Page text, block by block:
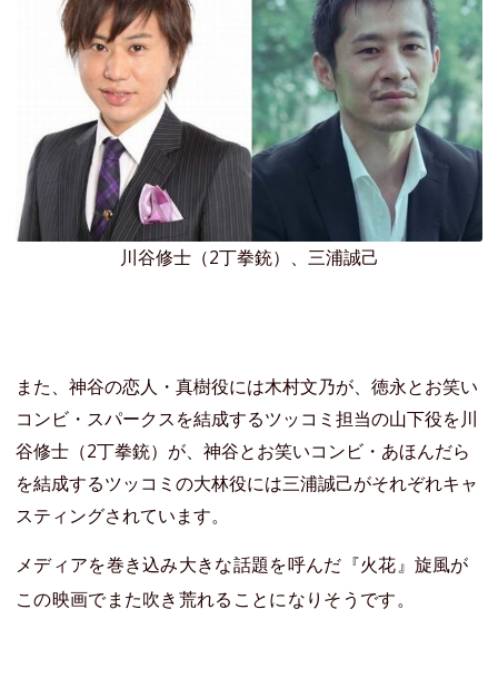
川谷修士（2丁拳銃）、三浦誠己
また、神谷の恋人・真樹役には木村文乃が、徳永とお笑い
コンビ・スパークスを結成するツッコミ担当の山下役を川
谷修士（2丁拳銃）が、神谷とお笑いコンビ・あほんだら
を結成するツッコミの大林役には三浦誠己がそれぞれキャ
スティングされています。
メディアを巻き込み大きな話題を呼んだ『火花』旋風が
この映画でまた吹き荒れることになりそうです。